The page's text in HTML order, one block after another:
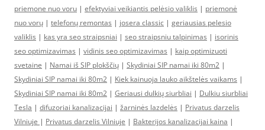
priemone nuo voru | efektyviai veikiantis pelėsio valiklis | priemonė
nuo vorų | telefonų remontas | josera classic | geriausias pelesio
valiklis | kas yra seo straipsniai | seo straipsniu talpinimas | isorinis
seo optimizavimas | vidinis seo optimizavimas | kaip optimizuoti
svetaine | Namai iš SIP plokščių | Skydiniai SIP namai iki 80m2 |
Skydiniai SIP namai iki 80m2 | Kiek kainuoja lauko aikštelės vaikams |
Skydiniai SIP namai iki 80m2 | Geriausi dulkių siurbliai | Dulkiu siurbliai
Tesla | difuzoriai kanalizacijai | žarninės lazdelės | Privatus darzelis
Vilniuje | Privatus darzelis Vilniuje | Bakterijos kanalizacijai kaina |